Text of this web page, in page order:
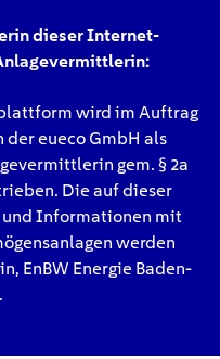
dieser Internet-
wird im Auftrag
der eueco GmbH als
gem. § 2a
Die auf dieser
Informationen mit
werden
EnBW Energie Baden-